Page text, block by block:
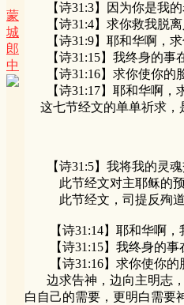
蒙
城
郎
中
【诗31:3】因为你是我的
【诗31:4】求你救我脱离
【诗31:9】耶和华啊，求
【诗31:15】我终身的事在
【诗31:16】求你使你的
【诗31:17】耶和华啊，求
这七节经文的单单祈求，
【诗31:5】我将我的灵魂
此节经文对主耶稣的预表
此节经文，司提反殉道时
【诗31:14】耶和华啊，
【诗31:15】我终身的事
【诗31:16】求你使你的
边求告神，边向主明志，
白自己的需要，更明白需要